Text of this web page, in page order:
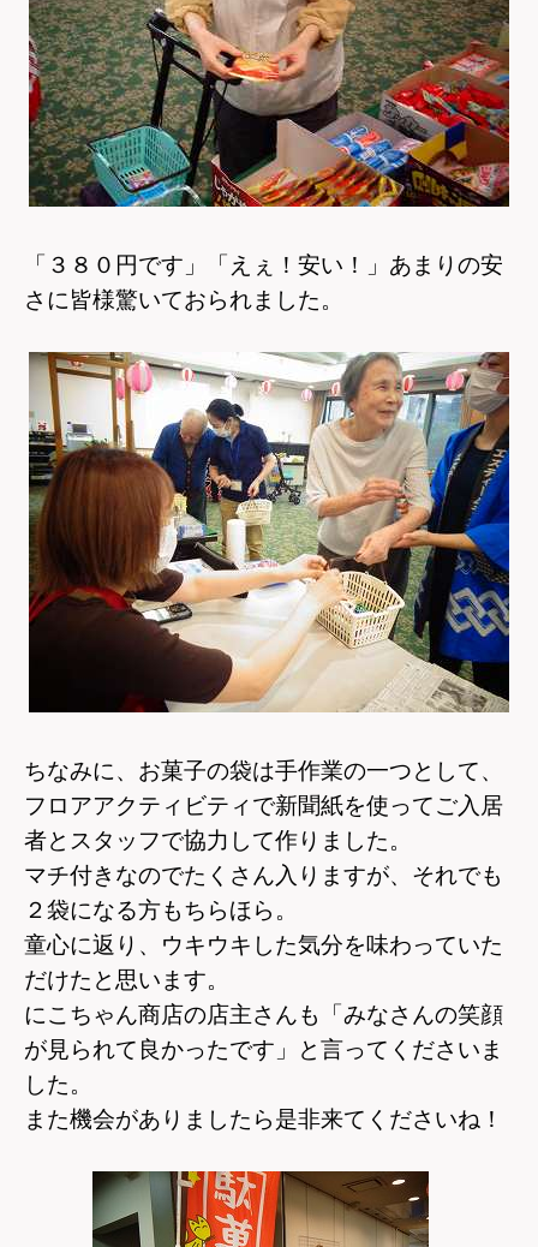
「３８０円です」「えぇ！安い！」あまりの安
さに皆様驚いておられました。
ちなみに、お菓子の袋は手作業の一つとして、
フロアアクティビティで新聞紙を使ってご入居
者とスタッフで協力して作りました。
マチ付きなのでたくさん入りますが、それでも
２袋になる方もちらほら。
童心に返り、ウキウキした気分を味わっていた
だけたと思います。
にこちゃん商店の店主さんも「みなさんの笑顔
が見られて良かったです」と言ってくださいま
した。
また機会がありましたら是非来てくださいね！